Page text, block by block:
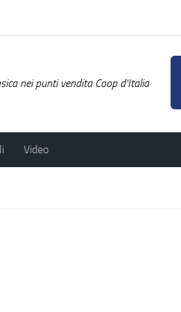
nei punti vendita Coop d'Italia
Video